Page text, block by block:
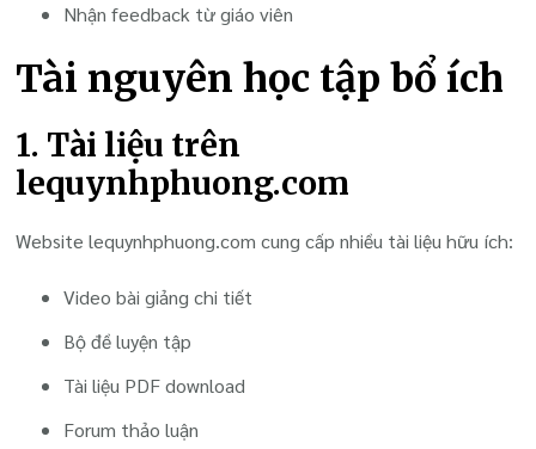
Nhận feedback từ giáo viên
Tài nguyên học tập bổ ích
1. Tài liệu trên
lequynhphuong.com
Website lequynhphuong.com cung cấp nhiều tài liệu hữu ích:
Video bài giảng chi tiết
Bộ đề luyện tập
Tài liệu PDF download
Forum thảo luận